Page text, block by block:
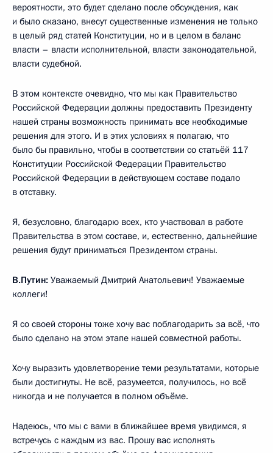
вероятности, это будет сделано после обсуждения, как
и было сказано, внесут существенные изменения не только
в целый ряд статей Конституции, но и в целом в баланс
власти – власти исполнительной, власти законодательной,
власти судебной.
В этом контексте очевидно, что мы как Правительство
Российской Федерации должны предоставить Президенту
нашей страны возможность принимать все необходимые
решения для этого. И в этих условиях я полагаю, что
было бы правильно, чтобы в соответствии со статьёй 117
Конституции Российской Федерации Правительство
Российской Федерации в действующем составе подало
в отставку.
Я, безусловно, благодарю всех, кто участвовал в работе
Правительства в этом составе, и, естественно, дальнейшие
решения будут приниматься Президентом страны.
В.Путин: Уважаемый Дмитрий Анатольевич! Уважаемые
коллеги!
Я со своей стороны тоже хочу вас поблагодарить за всё, что
было сделано на этом этапе нашей совместной работы.
Хочу выразить удовлетворение теми результатами, которые
были достигнуты. Не всё, разумеется, получилось, но всё
никогда и не получается в полном объёме.
Надеюсь, что мы с вами в ближайшее время увидимся, я
встречусь с каждым из вас. Прошу вас исполнять